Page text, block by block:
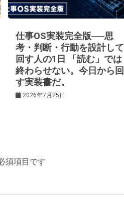
仕事OS実装完全版──思
考・判断・行動を設計して
回す人の1日 「読む」では
終わらせない。今日から回
す実装書だ。
2026年7月25日
須項目です